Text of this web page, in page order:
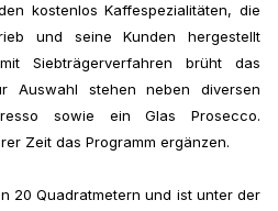
kostenlos Kaffespezialitäten, die
und seine Kunden hergestellt
Siebträgerverfahren brüht das
Auswahl stehen neben diversen
sowie ein Glas Prosecco.
Zeit das Programm ergänzen.
20 Quadratmetern und ist unter der